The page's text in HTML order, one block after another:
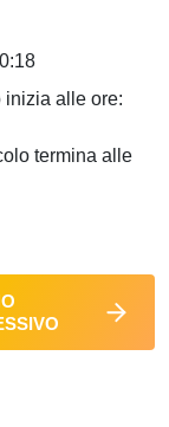
inizia alle ore:
termina alle